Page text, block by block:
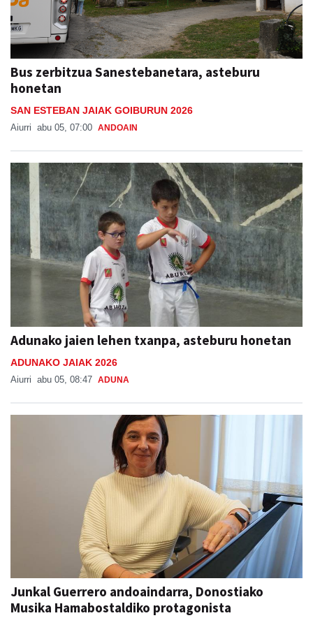
Bus zerbitzua Sanestebanetara, asteburu
honetan
SAN ESTEBAN JAIAK GOIBURUN 2026
Aiurri abu 05, 07:00 ANDOAIN
Adunako jaien lehen txanpa, asteburu honetan
ADUNAKO JAIAK 2026
Aiurri abu 05, 08:47 ADUNA
Junkal Guerrero andoaindarra, Donostiako
Musika Hamabostaldiko protagonista